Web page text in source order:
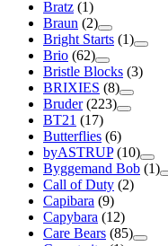
Bratz (1)
Braun (2)
Bright Starts (1)
Brio (62)
Bristle Blocks (3)
BRIXIES (8)
Bruder (223)
BT21 (17)
Butterflies (6)
byASTRUP (10)
Byggemand Bob (1)
Call of Duty (2)
Capibara (9)
Capybara (12)
Care Bears (85)